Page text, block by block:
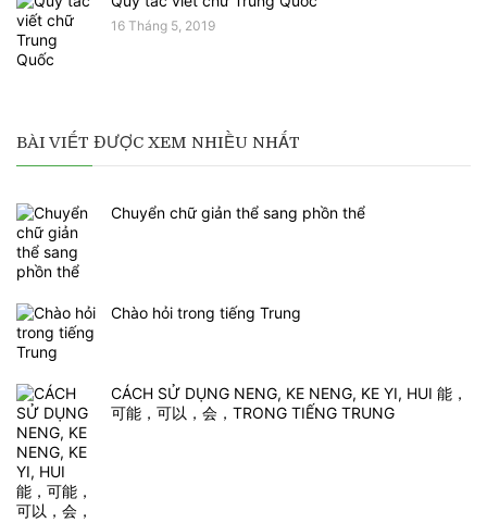
16 Tháng 5, 2019
BÀI VIẾT ĐƯỢC XEM NHIỀU NHẤT
Chuyển chữ giản thể sang phồn thể
Chào hỏi trong tiếng Trung
CÁCH SỬ DỤNG NENG, KE NENG, KE YI, HUI 能，
可能，可以，会，TRONG TIẾNG TRUNG